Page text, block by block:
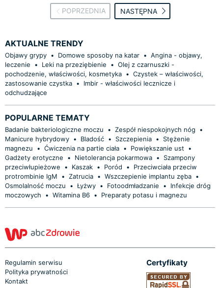
POPRZEDNIA NASTĘPNA
AKTUALNE TRENDY
Objawy grypy • Domowe sposoby na katar • Angina - objawy,
leczenie
• Leki na przeziębienie • Olej z czarnuszki -
pochodzenie, właściwości, kosmetyka • Czystek – właściwości,
zastosowanie czystka •
Imbir - właściwości lecznicze i
odchudzające
POPULARNE TEMATY
Badanie bakteriologiczne moczu • Zespół niespokojnych nóg
•
Manicure hybrydowy • Bladość • Szczepienia •
Stężenie
magnezu
• Ćwiczenia na partie ciała • Powiększanie ust
•
Gadżety erotyczne
• Nietolerancja pokarmowa •
Szampony
przeciwłupieżowe
• Kaszak • Poród •
Przeciwciała przeciw
protrombinie IgM
• Zatrucia • Wszczepienie implantu zęba •
Osmolalność moczu
• Łyżwy • Fotoodmładzanie •
Infekcje dróg
moczowych
• Witamina B6 • Preparaty potasu i magnezu
Regulamin serwisu
Polityka prywatności
Kontakt
Certyfikaty